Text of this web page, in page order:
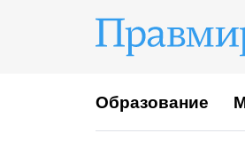
Образование